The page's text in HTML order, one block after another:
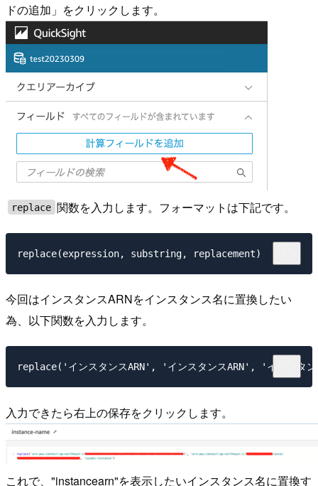
ドの追加」をクリックします。
replace 関数を入力します。フォーマットは下記です。
今回はインスタンスARNをインスタンス名に置換したい
為、以下関数を入力します。
入力できたら右上の保存をクリックします。
これで、"instancearn"を表示したいインスタンス名に置換す